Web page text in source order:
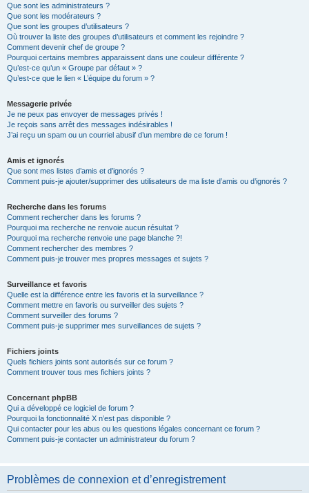
Que sont les administrateurs ?
Que sont les modérateurs ?
Que sont les groupes d’utilisateurs ?
Où trouver la liste des groupes d’utilisateurs et comment les rejoindre ?
Comment devenir chef de groupe ?
Pourquoi certains membres apparaissent dans une couleur différente ?
Qu’est-ce qu’un « Groupe par défaut » ?
Qu’est-ce que le lien « L’équipe du forum » ?
Messagerie privée
Je ne peux pas envoyer de messages privés !
Je reçois sans arrêt des messages indésirables !
J’ai reçu un spam ou un courriel abusif d’un membre de ce forum !
Amis et ignorés
Que sont mes listes d’amis et d’ignorés ?
Comment puis-je ajouter/supprimer des utilisateurs de ma liste d’amis ou d’ignorés ?
Recherche dans les forums
Comment rechercher dans les forums ?
Pourquoi ma recherche ne renvoie aucun résultat ?
Pourquoi ma recherche renvoie une page blanche ?!
Comment rechercher des membres ?
Comment puis-je trouver mes propres messages et sujets ?
Surveillance et favoris
Quelle est la différence entre les favoris et la surveillance ?
Comment mettre en favoris ou surveiller des sujets ?
Comment surveiller des forums ?
Comment puis-je supprimer mes surveillances de sujets ?
Fichiers joints
Quels fichiers joints sont autorisés sur ce forum ?
Comment trouver tous mes fichiers joints ?
Concernant phpBB
Qui a développé ce logiciel de forum ?
Pourquoi la fonctionnalité X n’est pas disponible ?
Qui contacter pour les abus ou les questions légales concernant ce forum ?
Comment puis-je contacter un administrateur du forum ?
Problèmes de connexion et d’enregistrement